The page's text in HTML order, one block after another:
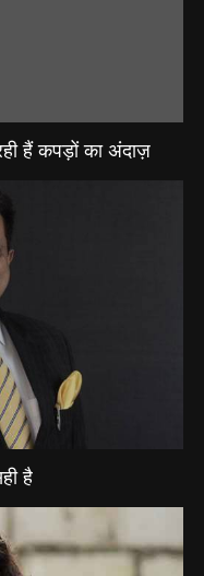
हैं कपड़ों का अंदाज़
है